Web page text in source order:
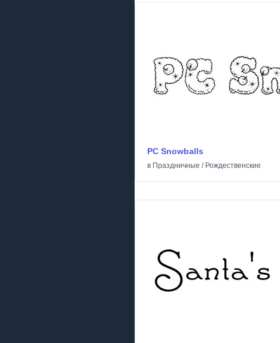
PC Snowballs
в Праздничные / Рождественские